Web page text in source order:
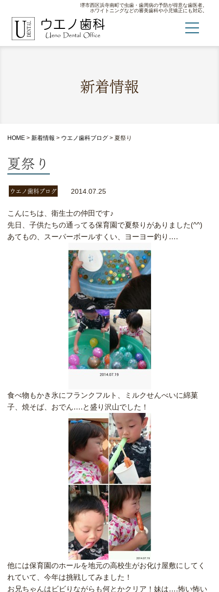
堺市西区浜寺南町で虫歯・歯周病の予防が得意な歯医者。
ホワイトニングなどの審美歯科や小児矯正にも対応。
新着情報
HOME > 新着情報 > ウエノ歯科ブログ > 夏祭り
夏祭り
ウエノ歯科ブログ 2014.07.25
こんにちは、衛生士の仲田です♪
先日、子供たちの通ってる保育園で夏祭りがありました(^^)
あてもの、スーパーボールすくい、ヨーヨー釣り….
食べ物もかき氷にフランクフルト、ミルクせんべいに綿菓
子、焼そば、おでん….と盛り沢山でした！
他には保育園のホールを地元の高校生がお化け屋敷にしてく
れていて、今年は挑戦してみました！
お兄ちゃんはビビりながらも何とかクリア！妹は….怖い怖い